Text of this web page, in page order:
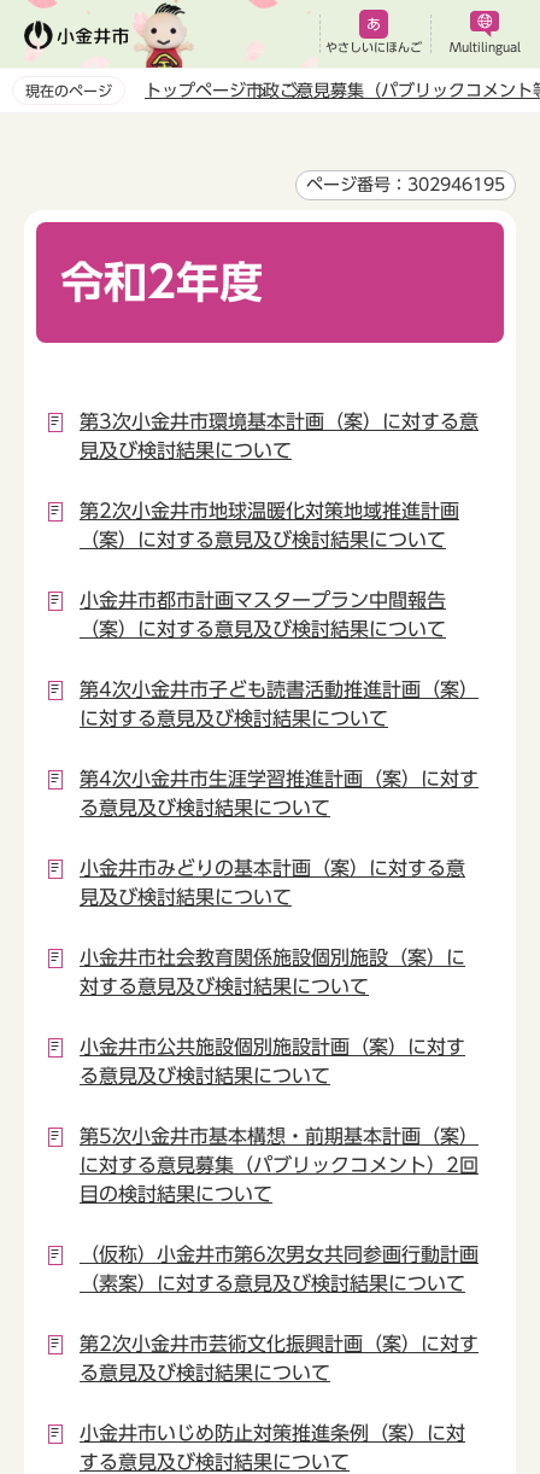
ペ
やさしいにほんご Multilingual
現在のページ トップページ市政ご意見募集（パブリックコメント
ページ番号：302946195
令和2年度
第3次小金井市環境基本計画（案）に対する意
見及び検討結果について
第2次小金井市地球温暖化対策地域推進計画
（案）に対する意見及び検討結果について
小金井市都市計画マスタープラン中間報告
（案）に対する意見及び検討結果について
第4次小金井市子ども読書活動推進計画（案）
に対する意見及び検討結果について
第4次小金井市生涯学習推進計画（案）に対す
る意見及び検討結果について
小金井市みどりの基本計画（案）に対する意
見及び検討結果について
小金井市社会教育関係施設個別施設（案）に
対する意見及び検討結果について
小金井市公共施設個別施設計画（案）に対す
る意見及び検討結果について
第5次小金井市基本構想・前期基本計画（案）
に対する意見募集（パブリックコメント）2回
目の検討結果について
（仮称）小金井市第6次男女共同参画行動計画
（素案）に対する意見及び検討結果について
第2次小金井市芸術文化振興計画（案）に対す
る意見及び検討結果について
小金井市いじめ防止対策推進条例（案）に対
する意見及び検討結果について